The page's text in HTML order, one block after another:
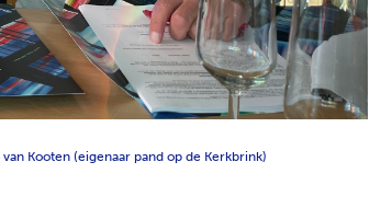
Kooten (eigenaar pand op de Kerkbrink)